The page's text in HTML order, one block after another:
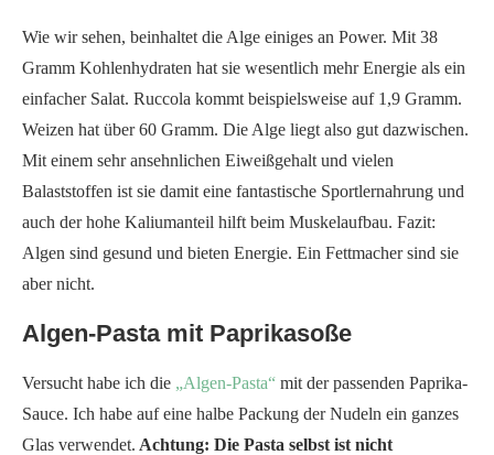
Wie wir sehen, beinhaltet die Alge einiges an Power. Mit 38
Gramm Kohlenhydraten hat sie wesentlich mehr Energie als ein
einfacher Salat. Ruccola kommt beispielsweise auf 1,9 Gramm.
Weizen hat über 60 Gramm. Die Alge liegt also gut dazwischen.
Mit einem sehr ansehnlichen Eiweißgehalt und vielen
Balaststoffen ist sie damit eine fantastische Sportlernahrung und
auch der hohe Kaliumanteil hilft beim Muskelaufbau. Fazit:
Algen sind gesund und bieten Energie. Ein Fettmacher sind sie
aber nicht.
Algen-Pasta mit Paprikasoße
Versucht habe ich die „Algen-Pasta“ mit der passenden Paprika-
Sauce. Ich habe auf eine halbe Packung der Nudeln ein ganzes
Glas verwendet. Achtung: Die Pasta selbst ist nicht